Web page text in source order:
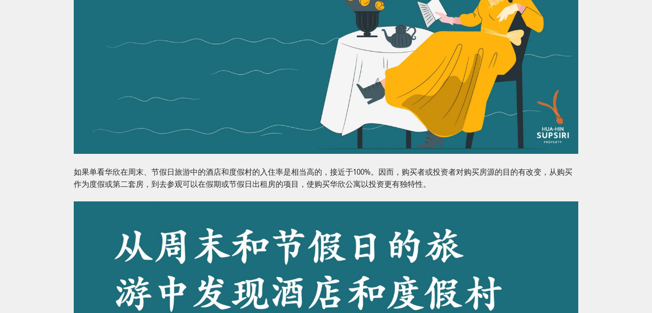
如果单看华欣在周末、节假日旅游中的酒店和度假村的入住率是相当高的，接近于100%。因而，购买者或投资者对购买房源的目的有改变，从购买
作为度假或第二套房，到去参观可以在假期或节假日出租房的项目，使购买华欣公寓以投资更有独特性。